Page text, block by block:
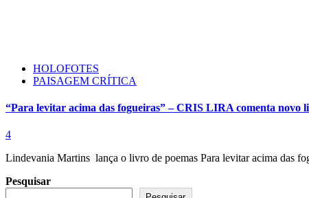
HOLOFOTES
PAISAGEM CRÍTICA
“Para levitar acima das fogueiras” – CRIS LIRA comenta
4
Lindevania Martins lança o livro de poemas Para levitar acima das
Pesquisar